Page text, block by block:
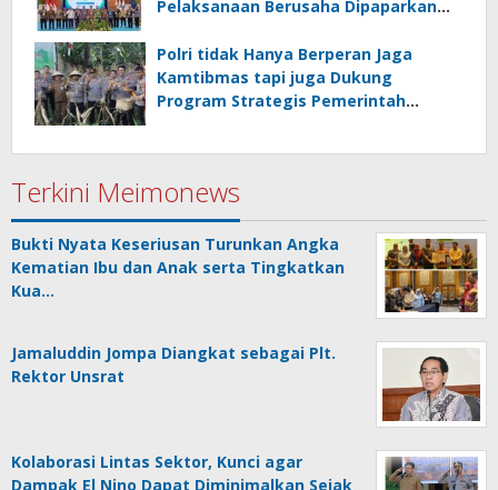
Pelaksanaan Berusaha Dipaparkan
dan Hilirisasi/BKPM
Polri tidak Hanya Berperan Jaga
Kamtibmas tapi juga Dukung
Program Strategis Pemerintah
Terkini Meimonews
Bukti Nyata Keseriusan Turunkan Angka
Kematian Ibu dan Anak serta Tingkatkan
Kua…
Jamaluddin Jompa Diangkat sebagai Plt.
Rektor Unsrat
Kolaborasi Lintas Sektor, Kunci agar
Dampak El Nino Dapat Diminimalkan Sejak